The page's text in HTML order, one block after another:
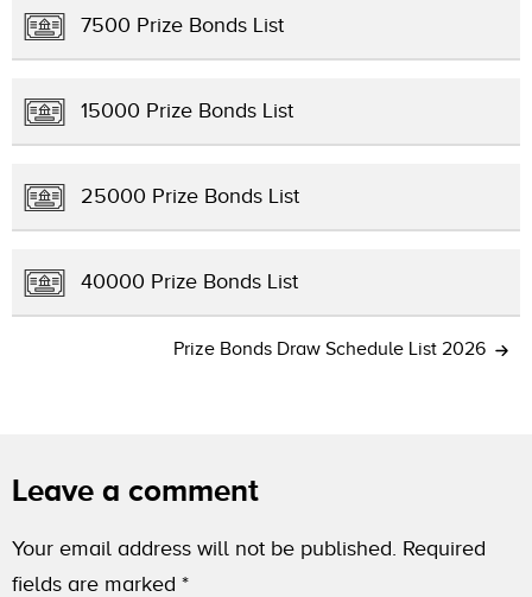
7500 Prize Bonds List
15000 Prize Bonds List
25000 Prize Bonds List
40000 Prize Bonds List
Prize Bonds Draw Schedule List 2026
Leave a comment
Your email address will not be published. Required
fields are marked *